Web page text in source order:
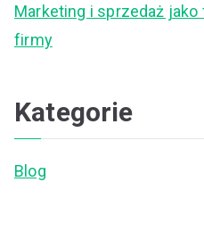
Marketing i sprzedaż
firmy
Kategorie
Blog